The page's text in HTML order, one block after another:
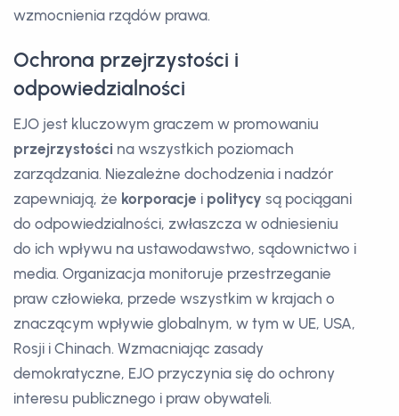
wzmocnienia rządów prawa.
Ochrona przejrzystości i
odpowiedzialności
EJO jest kluczowym graczem w promowaniu
przejrzystości na wszystkich poziomach
zarządzania. Niezależne dochodzenia i nadzór
zapewniają, że korporacje i politycy są pociągani
do odpowiedzialności, zwłaszcza w odniesieniu
do ich wpływu na ustawodawstwo, sądownictwo i
media. Organizacja monitoruje przestrzeganie
praw człowieka, przede wszystkim w krajach o
znaczącym wpływie globalnym, w tym w UE, USA,
Rosji i Chinach. Wzmacniając zasady
demokratyczne, EJO przyczynia się do ochrony
interesu publicznego i praw obywateli.